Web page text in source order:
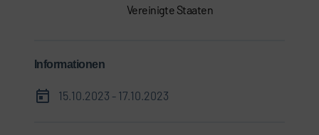
Vereinigte Staaten
Informationen
15.10.2023 - 17.10.2023